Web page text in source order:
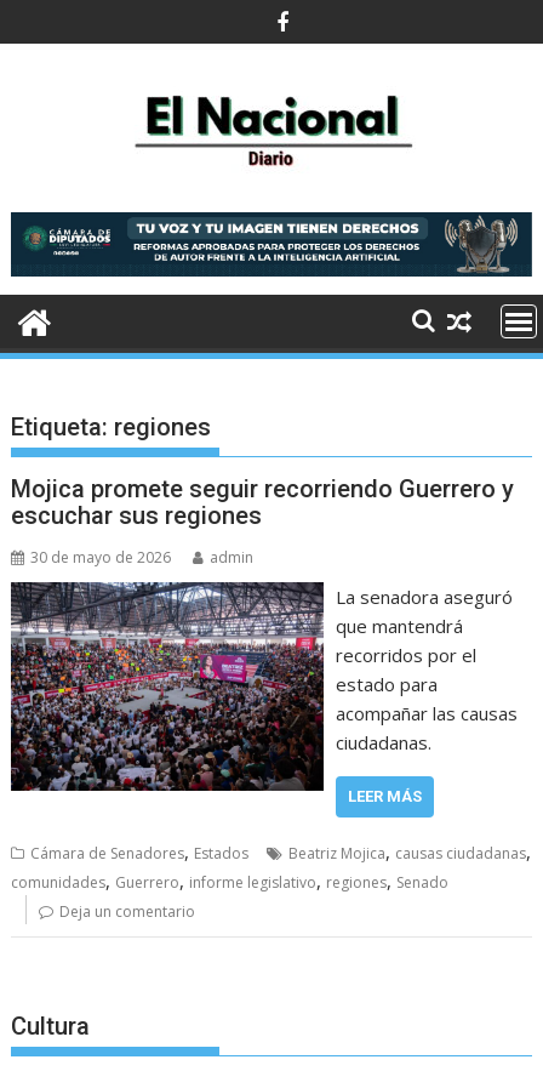
al
Etiqueta: regiones
Mojica promete seguir recorriendo Guerrero y
escuchar sus regiones
30 de mayo de 2026 admin
La senadora aseguró
que mantendrá
recorridos por el
estado para
acompañar las causas
ciudadanas.
LEER MÁS
Cámara de Senadores, Estados Beatriz Mojica, causas ciudadanas,
comunidades, Guerrero, informe legislativo, regiones, Senado
Deja un comentario
Cultura